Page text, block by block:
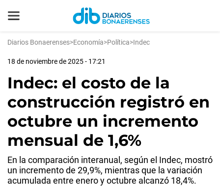
Diarios Bonaerenses>Economía>Política>Indec
18 de noviembre de 2025 - 17:21
Indec: el costo de la
construcción registró en
octubre un incremento
mensual de 1,6%
En la comparación interanual, según el Indec, mostró
un incremento de 29,9%, mientras que la variación
acumulada entre enero y octubre alcanzó 18,4%.